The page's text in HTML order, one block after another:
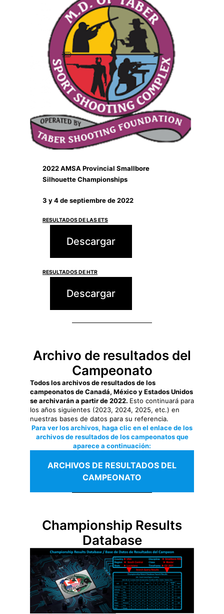
2022 AMSA Provincial Smallbore
Silhouette Championships
3 y 4 de septiembre de 2022
RESULTADOS DE LAS ETS
Descargar
RESULTADOS DE HTR
Descargar
Archivo de resultados del
Campeonato
Todos los archivos de resultados de los
campeonatos de Canadá, México y Estados Unidos
se archivarán a partir de 2022. Esto continuará para
los años siguientes (2023, 2024, 2025, etc.) en
nuestras bases de datos para su referencia.
Para ver los archivos, haga clic en el enlace de los
archivos de resultados de los campeonatos que
aparece a continuación:
ARCHIVOS DE RESULTADOS DEL
CAMPEONATO
Championship Results
Database